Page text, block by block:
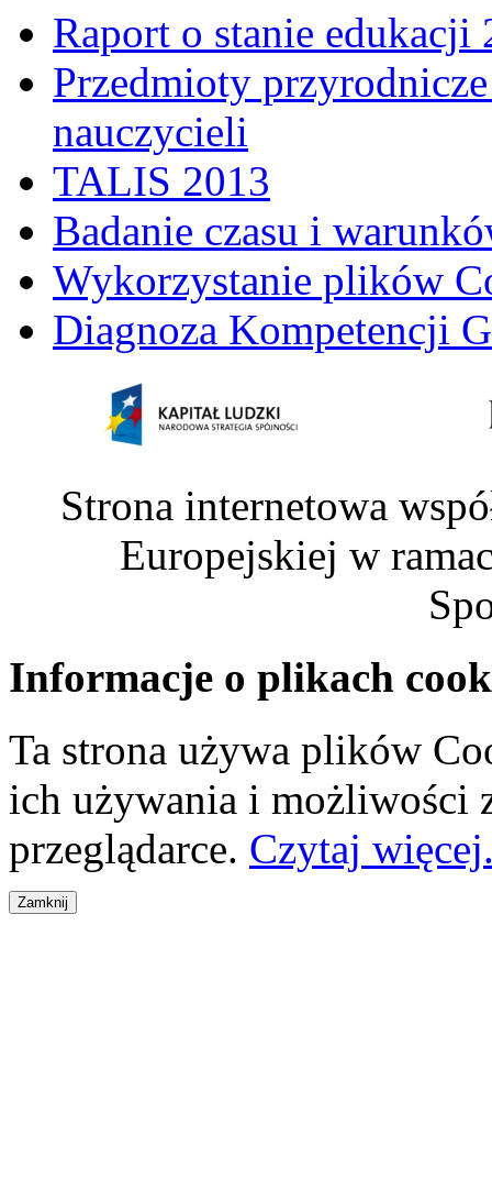
Raport o stanie edukacji
Przedmioty
nauczycieli
TALIS 2013
Badanie czasu i
Wykorzystanie plików
Diagnoza Kompetencji
Strona internetowa
Europejskiej w
Informacje o plikach
Ta strona używa plików
ich używania i możliwości
przeglądarce. Czytaj